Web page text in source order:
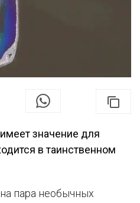
значение для
в таинственном
пара необычных